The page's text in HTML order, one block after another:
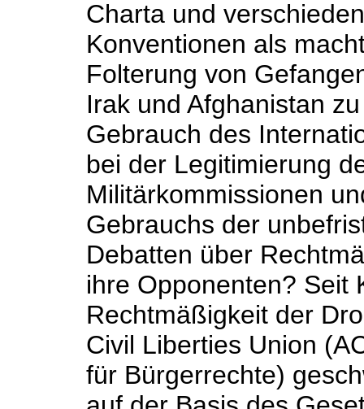
Charta und
Konventionen als
Folterung von
Irak und Afghanistan
Gebrauch des
bei der Legitimierung
Militärkommissionen
Gebrauchs der
Debatten über
ihre Opponenten? Seit
Rechtmäßigkeit der
Civil Liberties Union
für Bürgerrechte)